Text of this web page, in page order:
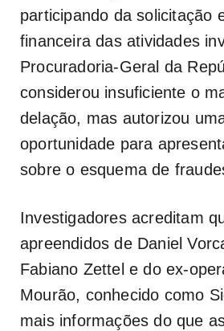
participando da solicitação
financeira das atividades
Procuradoria-Geral da
considerou insuficiente o
delação, mas autorizou
oportunidade para
sobre o esquema de
Investigadores acreditam
apreendidos de Daniel
Fabiano Zettel e do ex-
Mourão, conhecido como
mais informações do que